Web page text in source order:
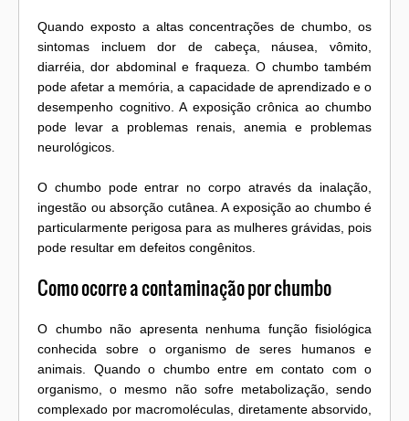
Quando exposto a altas concentrações de chumbo, os
sintomas incluem dor de cabeça, náusea, vômito,
diarréia, dor abdominal e fraqueza. O chumbo também
pode afetar a memória, a capacidade de aprendizado e o
desempenho cognitivo. A exposição crônica ao chumbo
pode levar a problemas renais, anemia e problemas
neurológicos.
O chumbo pode entrar no corpo através da inalação,
ingestão ou absorção cutânea. A exposição ao chumbo é
particularmente perigosa para as mulheres grávidas, pois
pode resultar em defeitos congênitos.
Como ocorre a contaminação por chumbo
O chumbo não apresenta nenhuma função fisiológica
conhecida sobre o organismo de seres humanos e
animais. Quando o chumbo entre em contato com o
organismo, o mesmo não sofre metabolização, sendo
complexado por macromoléculas, diretamente absorvido,